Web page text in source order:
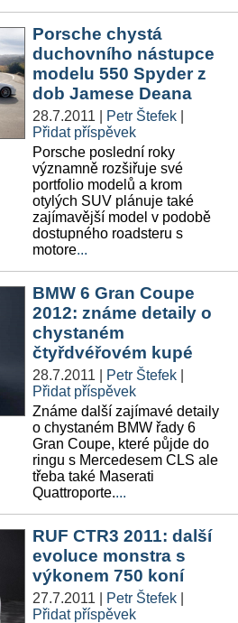
Porsche chystá
duchovního nástupce
modelu 550 Spyder z
dob Jamese Deana
28.7.2011 Petr Štefek
Přidat příspěvek
Porsche poslední roky
významně rozšiřuje své
portfolio modelů a krom
otylých SUV plánuje také
zajímavější model v podobě
dostupného roadsteru s
motore...
BMW 6 Gran Coupe
2012: známe detaily o
chystaném
čtyřdvéřovém kupé
28.7.2011 Petr Štefek
Přidat příspěvek
Známe další zajímavé detaily
o chystaném BMW řady 6
Gran Coupe, které půjde do
ringu s Mercedesem CLS ale
třeba také Maserati
Quattroporte....
RUF CTR3 2011: další
evoluce monstra s
výkonem 750 koní
27.7.2011 Petr Štefek
Přidat příspěvek